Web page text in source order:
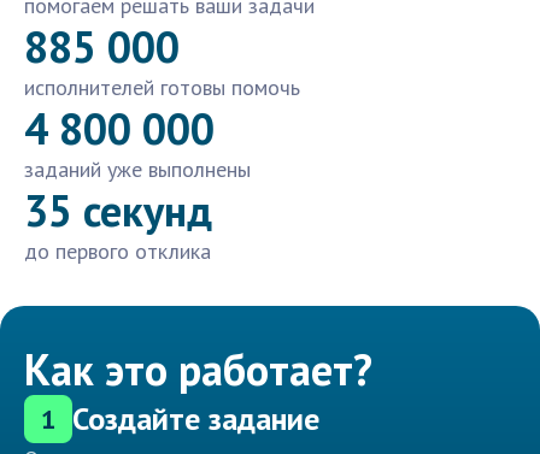
помогаем решать ваши задачи
885 000
исполнителей готовы помочь
4 800 000
заданий уже выполнены
35 секунд
до первого отклика
Как это работает?
1 Создайте задание